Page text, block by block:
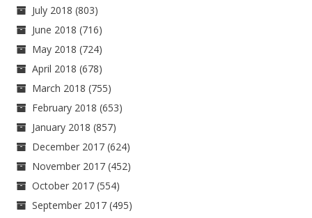
July 2018 (803)
June 2018 (716)
May 2018 (724)
April 2018 (678)
March 2018 (755)
February 2018 (653)
January 2018 (857)
December 2017 (624)
November 2017 (452)
October 2017 (554)
September 2017 (495)